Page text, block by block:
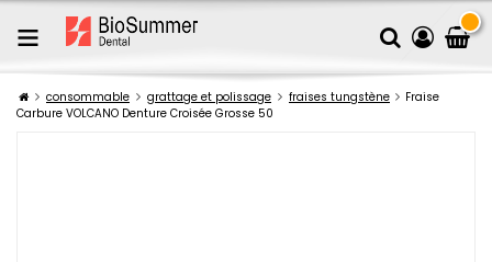
consommable grattage et polissage fraises tungstène
Fraise
Carbure VOLCANO Denture Croisée Grosse 50